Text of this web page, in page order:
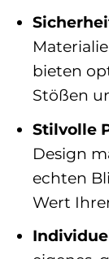
bieten
Stößen
Stilvolle
Design
echten
Wert